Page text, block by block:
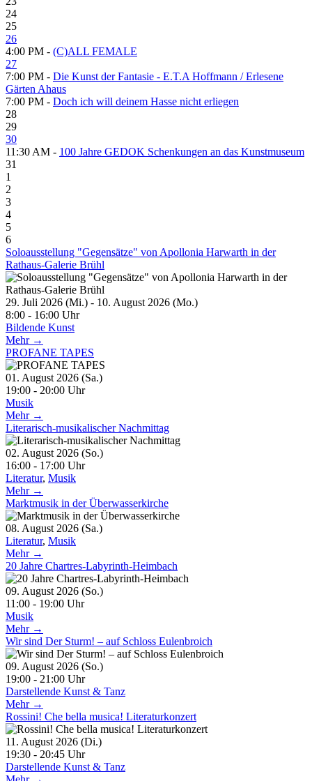
24
25
26
4:00 PM - (C)ALL FEMALE
27
7:00 PM - Die Kunst der Fantasie - E.T.A Hoffmann / Erlesene
Gärten Ahaus
7:00 PM - Doch ich will deinem Hasse nicht erliegen
28
29
30
11:30 AM - 100 Jahre GEDOK Schenkungen an das Kunstmuseum
31
1
2
3
4
5
6
Soloausstellung "Gegensätze" von Apollonia Harwarth in der
Rathaus-Galerie Brühl
29. Juli 2026 (Mi.) - 10. August 2026 (Mo.)
8:00 - 16:00 Uhr
Bildende Kunst
Mehr →
PROFANE TAPES
01. August 2026 (Sa.)
19:00 - 20:00 Uhr
Musik
Mehr →
Literarisch-musikalischer Nachmittag
02. August 2026 (So.)
16:00 - 17:00 Uhr
Literatur, Musik
Mehr →
Marktmusik in der Überwasserkirche
08. August 2026 (Sa.)
Literatur, Musik
Mehr →
20 Jahre Chartres-Labyrinth-Heimbach
09. August 2026 (So.)
11:00 - 19:00 Uhr
Musik
Mehr →
Wir sind Der Sturm! – auf Schloss Eulenbroich
09. August 2026 (So.)
19:00 - 21:00 Uhr
Darstellende Kunst & Tanz
Mehr →
Rossini! Che bella musica! Literaturkonzert
11. August 2026 (Di.)
19:30 - 20:45 Uhr
Darstellende Kunst & Tanz